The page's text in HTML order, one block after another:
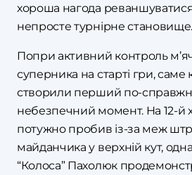
хороша нагода
непросте турнірне становище.
Попри активний контроль
суперника на старті гри, саме
створили перший по-
небезпечний момент. На 12-й
потужно пробив із-за меж
майданчика у верхній кут,
“Колоса” Пахолюк